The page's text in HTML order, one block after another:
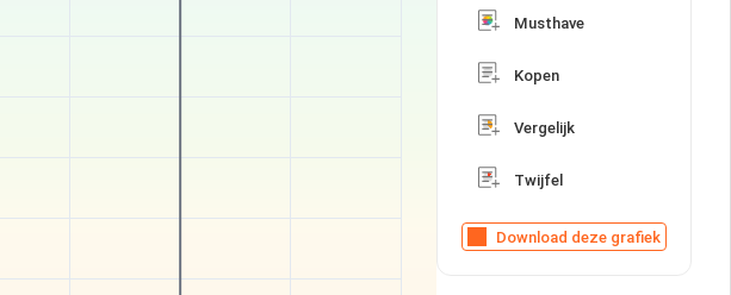
Musthave
Kopen
Vergelijk
Twijfel
Download deze grafiek